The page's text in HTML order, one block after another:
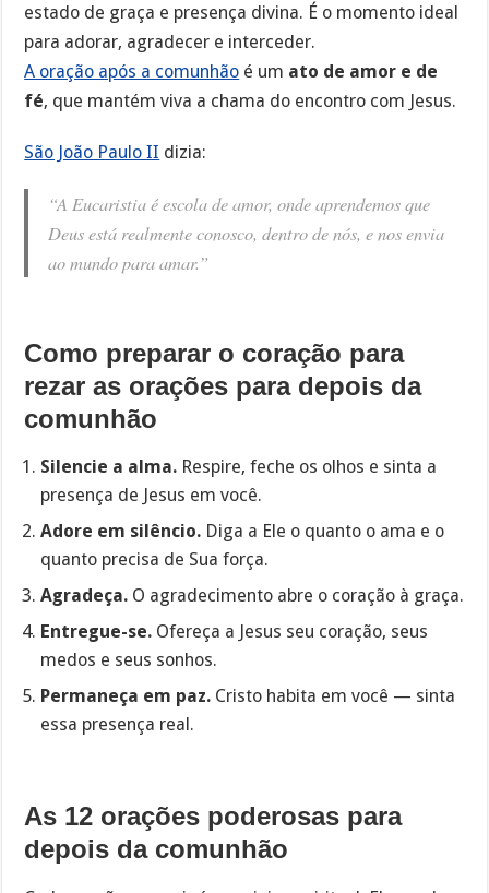
estado de graça e presença divina. É o momento ideal
para adorar, agradecer e interceder.
A oração após a comunhão é um ato de amor e de
fé, que mantém viva a chama do encontro com Jesus.
São João Paulo II dizia:
“A Eucaristia é escola de amor, onde aprendemos que
Deus está realmente conosco, dentro de nós, e nos envia
ao mundo para amar.”
Como preparar o coração para
rezar as orações para depois da
comunhão
Silencie a alma. Respire, feche os olhos e sinta a
presença de Jesus em você.
Adore em silêncio. Diga a Ele o quanto o ama e o
quanto precisa de Sua força.
Agradeça. O agradecimento abre o coração à graça.
Entregue-se. Ofereça a Jesus seu coração, seus
medos e seus sonhos.
Permaneça em paz. Cristo habita em você — sinta
essa presença real.
As 12 orações poderosas para
depois da comunhão